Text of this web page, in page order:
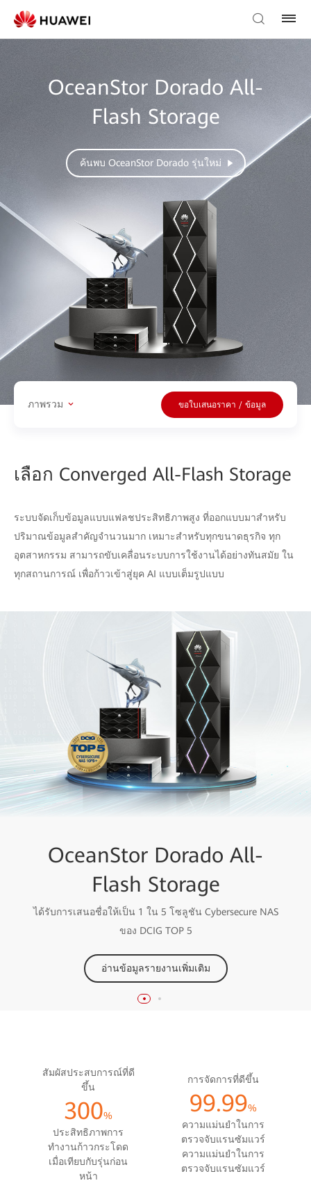
OceanStor Dorado All-
Flash Storage
ค้นพบ OceanStor Dorado รุ่นใหม่
ภาพรวม ขอใบเสนอราคา / ข้อมูล
เลือก Converged All-Flash Storage
ระบบจัดเก็บข้อมูลแบบแฟลชประสิทธิภาพสูง ที่ออกแบบมาสำหรับ
ปริมาณข้อมูลสำคัญจำนวนมาก เหมาะสำหรับทุกขนาดธุรกิจ ทุก
อุตสาหกรรม สามารถขับเคลื่อนระบบการใช้งานได้อย่างทันสมัย ใน
ทุกสถานการณ์ เพื่อก้าวเข้าสู่ยุค AI แบบเต็มรูปแบบ
OceanStor Dorado All-
Flash Storage
ได้รับการเสนอชื่อให้เป็น 1 ใน 5 โซลูชัน Cybersecure NAS
ของ DCIG TOP 5
อ่านข้อมูลรายงานเพิ่มเติม
Flash Forward
All Flash สำหรับการใช้งาน
ในทุกสถานการณ์
เรียนรู้เพิ่มเติม
สัมผัสประสบการณ์ที่ดี
ขึ้น
300%
ประสิทธิภาพการ
ทำงานก้าวกระโดด
เมื่อเทียบกับรุ่นก่อน
หน้า
การจัดการที่ดีขึ้น
99.99%
ความแม่นยำในการ
ตรวจจับแรนซัมแวร์
ความแม่นยำในการ
ตรวจจับแรนซัมแวร์